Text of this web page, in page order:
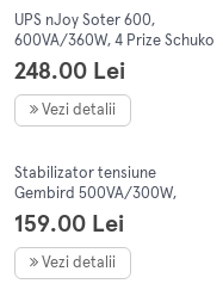
UPS nJoy Soter 600,
600VA/360W, 4 Prize Schuko
cu protectie, functie auto-
restart, Stabilizator de
tensiune
248.00 Lei
Vezi detalii
Stabilizator tensiune
Gembird 500VA/300W,
protectii: suprasarcina,
scurtcircuit si supraincalzire;
cu LED-uri
159.00 Lei
Vezi detalii